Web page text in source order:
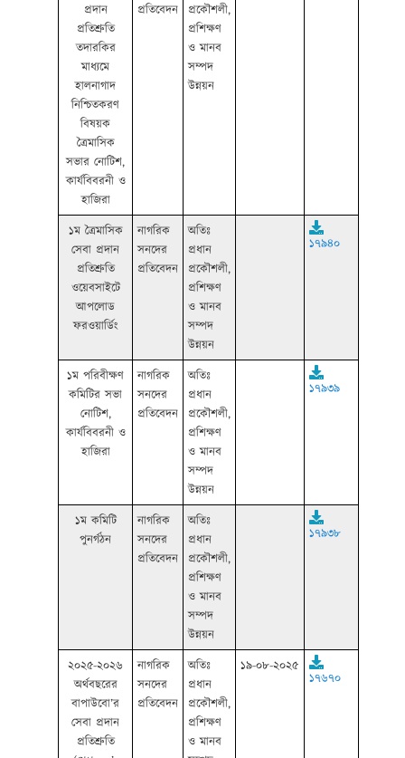
প্রদান
প্রতিশ্রুতি
তদারকির
মাধ্যমে
হালনাগাদ
নিশ্চিতকরণ
বিষয়ক
ত্রৈমাসিক
সভার নোটিশ,
কার্যবিবরনী ও
হাজিরা
প্রতিবেদন
প্রকৌশলী,
প্রশিক্ষণ
ও মানব
সম্পদ
উন্নয়ন
১ম ত্রৈমাসিক
সেবা প্রদান
প্রতিশ্রুতি
ওয়েবসাইটে
আপলোড
ফরওয়ার্ডিং
নাগরিক
সনদের
প্রতিবেদন
অতিঃ
প্রধান
প্রকৌশলী,
প্রশিক্ষণ
ও মানব
সম্পদ
উন্নয়ন
১৭৯৪০
১ম পরিবীক্ষণ
কমিটির সভা
নোটিশ,
কার্যবিবরনী ও
হাজিরা
নাগরিক
সনদের
প্রতিবেদন
অতিঃ
প্রধান
প্রকৌশলী,
প্রশিক্ষণ
ও মানব
সম্পদ
উন্নয়ন
১৭৯৩৯
১ম কমিটি
পুনর্গঠন
নাগরিক
সনদের
প্রতিবেদন
অতিঃ
প্রধান
প্রকৌশলী,
প্রশিক্ষণ
ও মানব
সম্পদ
উন্নয়ন
১৭৯৩৮
২০২৫-২০২৬
অর্থবছরের
বাপাউবো’র
সেবা প্রদান
প্রতিশ্রুতি
নাগরিক
সনদের
প্রতিবেদন
অতিঃ
প্রধান
প্রকৌশলী,
প্রশিক্ষণ
ও মানব
১৯-০৮-২০২৫
১৭৬৭০